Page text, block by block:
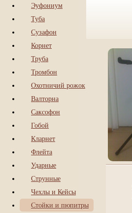
Эуфониум
Туба
Сузафон
Корнет
Труба
Тромбон
Охотничий рожок
Валторна
Саксофон
Гобой
Кларнет
Флейта
Ударные
Струнные
Чехлы и Кейсы
Стойки и пюпитры